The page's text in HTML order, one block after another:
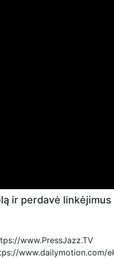
ir perdavė
www.PressJazz.TV
www.dailymotion.com/